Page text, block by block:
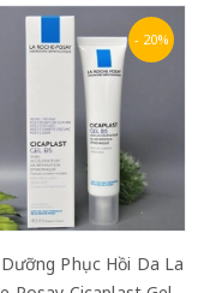
La
Kem Cấp Ẩm